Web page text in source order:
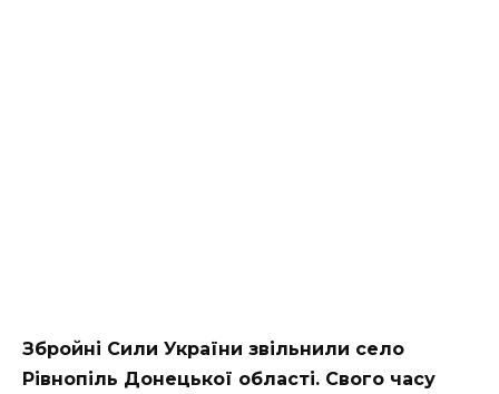
Збройні Сили України звільнили село
Рівнопіль Донецької області. Свого часу